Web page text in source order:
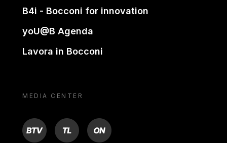
B4i - Bocconi for innovation
yoU@B Agenda
Lavora in Bocconi
MEDIA CENTER
BTV TL ON